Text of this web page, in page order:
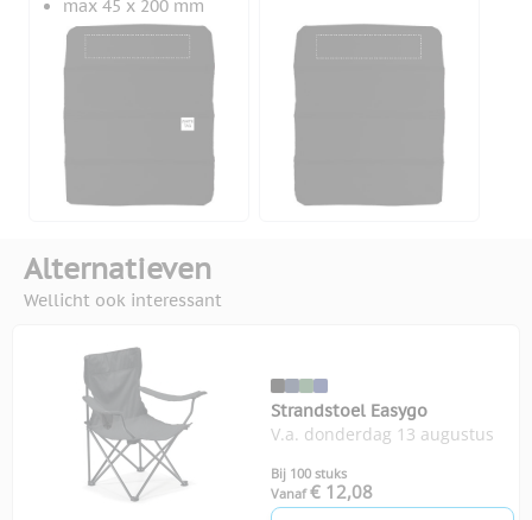
max 45 x 200 mm
Alternatieven
Wellicht ook interessant
Strandstoel Easygo
V.a. donderdag 13 augustus
Bij 100 stuks
Vanaf € 12,08